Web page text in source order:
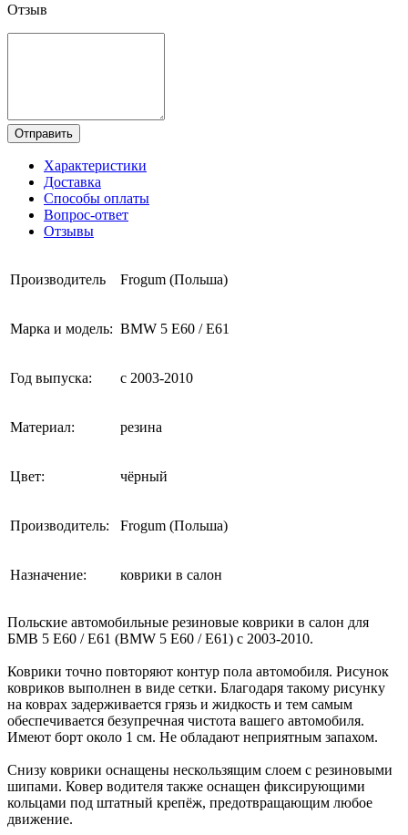
Отзыв
Отправить
Характеристики
Доставка
Способы оплаты
Вопрос-ответ
Отзывы
Производитель Frogum (Польша)
Марка и модель: BMW 5 E60 / E61
Год выпуска: с 2003-2010
Материал: резина
Цвет: чёрный
Производитель: Frogum (Польша)
Назначение: коврики в салон
Польские автомобильные резиновые коврики в салон для
БМВ 5 Е60 / Е61 (BMW 5 E60 / E61) с 2003-2010.
Коврики точно повторяют контур пола автомобиля. Рисунок
ковриков выполнен в виде сетки. Благодаря такому рисунку
на коврах задерживается грязь и жидкость и тем самым
обеспечивается безупречная чистота вашего автомобиля.
Имеют борт около 1 см. Не обладают неприятным запахом.
Снизу коврики оснащены нескользящим слоем с резиновыми
шипами. Ковер водителя также оснащен фиксирующими
кольцами под штатный крепёж, предотвращающим любое
движение.